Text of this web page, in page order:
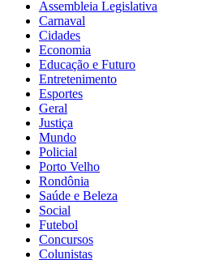
Assembleia Legislativa
Carnaval
Cidades
Economia
Educação e Futuro
Entretenimento
Esportes
Geral
Justiça
Mundo
Policial
Porto Velho
Rondônia
Saúde e Beleza
Social
Futebol
Concursos
Colunistas